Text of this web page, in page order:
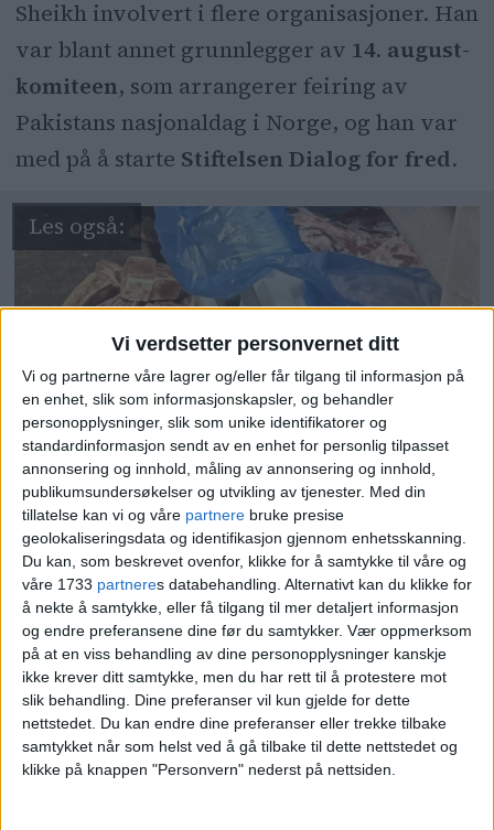
Vi verdsetter personvernet ditt
Vi og partnerne våre lagrer og/eller får tilgang til informasjon på
en enhet, slik som informasjonskapsler, og behandler
personopplysninger, slik som unike identifikatorer og
standardinformasjon sendt av en enhet for personlig tilpasset
annonsering og innhold, måling av annonsering og innhold,
publikumsundersøkelser og utvikling av tjenester. Med din
tillatelse kan vi og våre partnere bruke presise
geolokaliseringsdata og identifikasjon gjennom enhetsskanning.
Du kan, som beskrevet ovenfor, klikke for å samtykke til våre og
våre 1733 partneres databehandling. Alternativt kan du klikke for
å nekte å samtykke, eller få tilgang til mer detaljert informasjon
og endre preferansene dine før du samtykker. Vær oppmerksom
på at en viss behandling av dine personopplysninger kanskje
ikke krever ditt samtykke, men du har rett til å protestere mot
slik behandling. Dine preferanser vil kun gjelde for dette
nettstedet. Du kan endre dine preferanser eller trekke tilbake
samtykket når som helst ved å gå tilbake til dette nettstedet og
klikke på knappen "Personvern" nederst på nettsiden.
Sheikh involvert i flere organisasjoner. Han
var blant annet grunnlegger av 14. august-
komiteen, som arrangerer feiring av
Pakistans nasjonaldag i Norge, og han var
med på å starte Stiftelsen Dialog for fred.
Kontroll av kjøttbransjen i
byen. Fant sårbare personer
som ble utnyttet. Flere
forsøkte å stikke av
Ifølge påtalemyndigheten overførte Sheikh
penger fra disse to organisasjonene til seg
selv og nærstående. De mente at han
urettmessig tok 2,5 millioner kroner fra 14.